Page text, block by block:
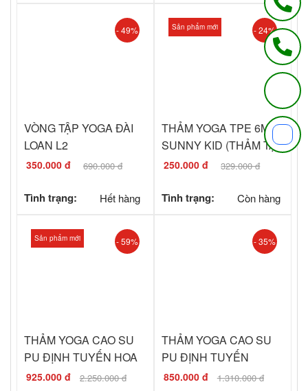
- 49%
VÒNG TẬP YOGA ĐÀI
LOAN L2
350.000 đ 690.000 đ
Tình trạng: Hết hàng
Sản phẩm mới - 24%
THẢM YOGA TPE 6MM
SUNNY KID (THẢM TẬP
TRẺ EM)
250.000 đ 329.000 đ
Tình trạng: Còn hàng
Sản phẩm mới - 59%
THẢM YOGA CAO SU
PU ĐỊNH TUYẾN HOA
VĂN PRO-CARE - MÀU
925.000 đ 2.250.000 đ
- 35%
THẢM YOGA CAO SU
PU ĐỊNH TUYẾN
SUNNY (TẶNG KÈM
850.000 đ 1.310.000 đ